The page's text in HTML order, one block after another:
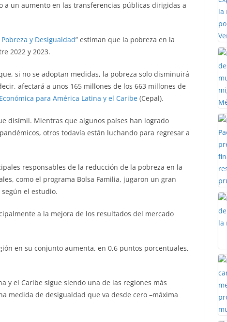
un aumento en las transferencias públicas dirigidas a
y Desigualdad” estiman que la pobreza en la
2022 y 2023.
si no se adoptan medidas, la pobreza solo disminuirá
afectará a unos 165 millones de los 663 millones de
para América Latina y el Caribe (Cepal).
disímil. Mientras que algunos países han logrado
otros todavía están luchando para regresar a
responsables de la reducción de la pobreza en la
como el programa Bolsa Familia, jugaron un gran
el estudio.
a la mejora de los resultados del mercado
en su conjunto aumenta, en 0,6 puntos porcentuales,
y el Caribe sigue siendo una de las regiones más
medida de desigualdad que va desde cero –máxima